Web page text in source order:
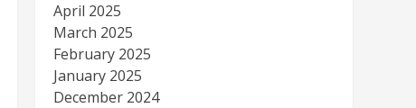
April 2025
March 2025
February 2025
January 2025
December 2024